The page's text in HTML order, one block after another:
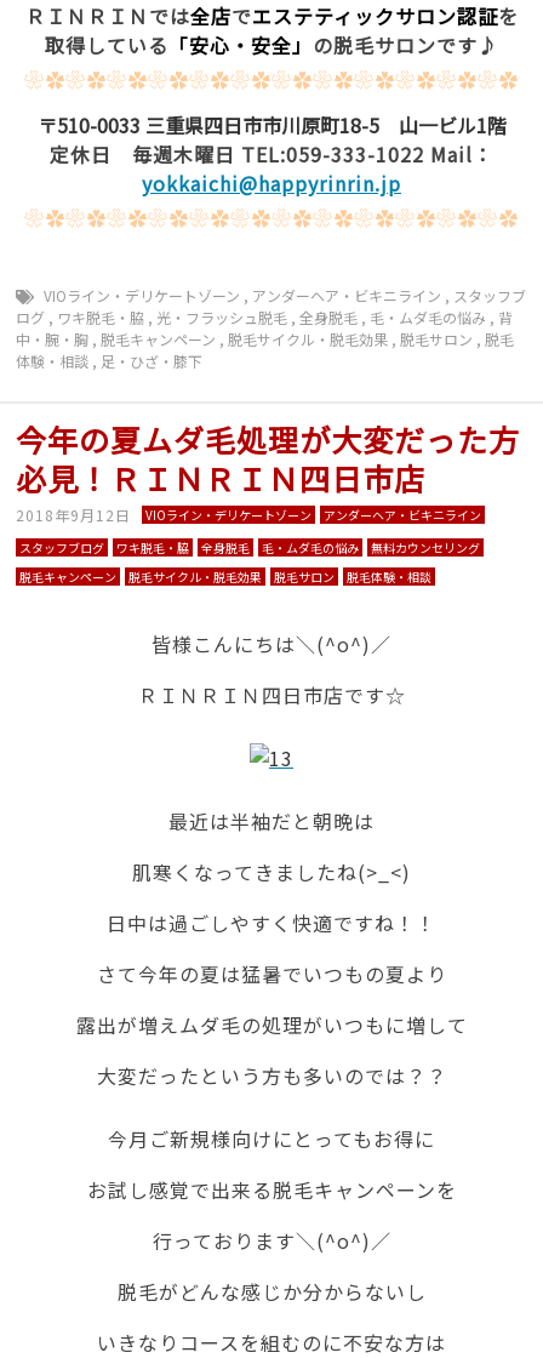
ＲＩＮＲＩＮでは全店でエステティックサロン認証を
取得している 「安心・安全」 の脱毛サロンです♪
❀✿❀✿❀✿❀✿❀✿❀✿❀✿❀✿❀✿❀✿❀✿❀✿
〒510-0033 三重県四日市市川原町18-5 山一ビル1階
定休日 毎週木曜日 TEL:059-333-1022 Mail：
yokkaichi@happyrinrin.jp
❀✿❀✿❀✿❀✿❀✿❀✿❀✿❀✿❀✿❀✿❀✿❀✿
VIOライン・デリケートゾーン , アンダーヘア・ビキニライン , スタッフブ
ログ , ワキ脱毛・脇 , 光・フラッシュ脱毛 ,全身脱毛 , 毛・ムダ毛の悩み , 背
中・腕・胸 ,脱毛キャンペーン ,脱毛サイクル・脱毛効果 ,脱毛サロン ,脱毛
体験・相談 , 足・ひざ・膝下
今年の夏ムダ毛処理が大変だった方
必見！ＲＩＮＲＩＮ四日市店
2018年9月12日 VIOライン・デリケートゾーン
アンダーヘア・ビキニライン
スタッフブログ
ワキ脱毛・脇 全身脱毛 毛・ムダ毛の悩み
無料カウンセリング
脱毛キャンペーン
脱毛サイクル・脱毛効果 脱毛サロン 脱毛体験・相談
皆様こんにちは＼(^o^)／
ＲＩＮＲＩＮ四日市店です☆
最近は半袖だと朝晩は
肌寒くなってきましたね(>_<)
日中は過ごしやすく快適ですね！！
さて今年の夏は猛暑でいつもの夏より
露出が増えムダ毛の処理がいつもに増して
大変だったという方も多いのでは？？
今月ご新規様向けにとってもお得に
お試し感覚で出来る脱毛キャンペーンを
行っております＼(^o^)／
脱毛がどんな感じか分からないし
いきなりコースを組むのに不安な方は